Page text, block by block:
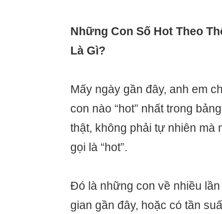
Những Con Số Hot Theo
Là Gì?
Mấy ngày gần đây, anh em
con nào “hot” nhất trong
thật, không phải tự nhiên mà
gọi là “hot”.
Đó là những con về nhiều
gian gần đây, hoặc có tần